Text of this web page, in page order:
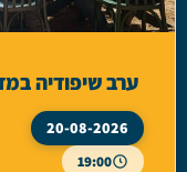
ערב שיפודיה במדבר
20-08-2026
19:00